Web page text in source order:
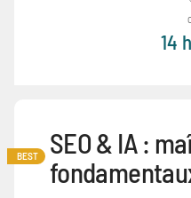
14
BEST
SEO & IA :